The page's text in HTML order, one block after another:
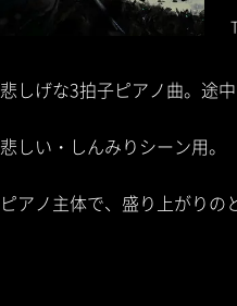
悲しげな3拍子ピアノ曲。途
悲しい・しんみりシーン用。
ピアノ主体で、盛り上がりの